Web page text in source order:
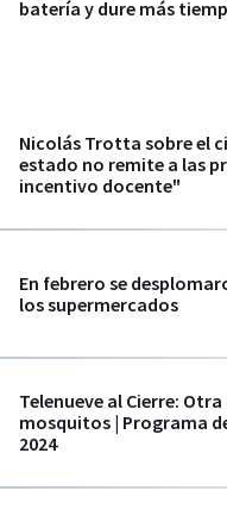
batería y dure más
Nicolás Trotta sobre el
estado no remite a las
incentivo docente"
En febrero se
los supermercados
Telenueve al Cierre:
mosquitos | Programa
2024